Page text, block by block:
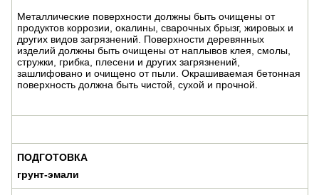
Металлические поверхности должны быть очищены от
продуктов коррозии, окалины, сварочных брызг, жировых и
других видов загрязнений. Поверхности деревянных
изделий должны быть очищены от наплывов клея, смолы,
стружки, грибка, плесени и других загрязнений,
зашлифовано и очищено от пыли. Окрашиваемая бетонная
поверхность должна быть чистой, сухой и прочной.
ПОДГОТОВКА
грунт-эмали